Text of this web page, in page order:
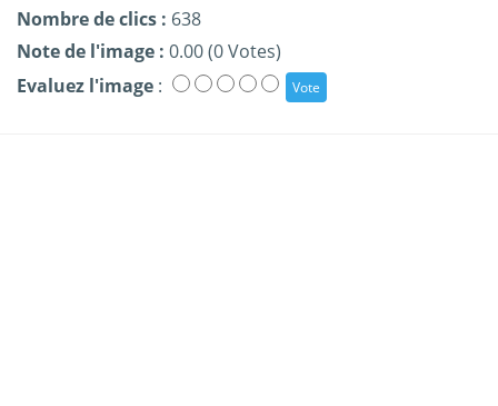
Nombre de clics : 638
Note de l'image : 0.00 (0 Votes)
Evaluez l'image :